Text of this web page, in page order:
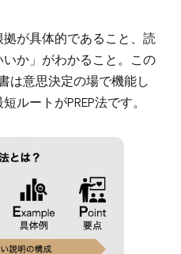
が具体的であること、読
か」がわかること。この
は意思決定の場で機能し
ルートがPREP法です。